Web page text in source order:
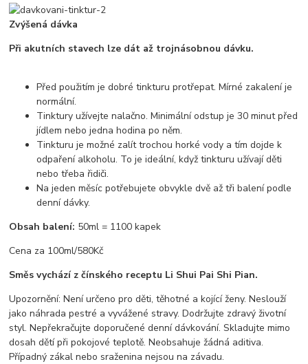
Zvýšená dávka
Při akutních stavech lze dát až trojnásobnou dávku.
Před použitím je dobré tinkturu protřepat. Mírné zakalení je
normální.
Tinktury užívejte nalačno. Minimální odstup je 30 minut před
jídlem nebo jedna hodina po něm.
Tinkturu je možné zalít trochou horké vody a tím dojde k
odpaření alkoholu. To je ideální, když tinkturu užívají děti
nebo třeba řidiči.
Na jeden měsíc potřebujete obvykle dvě až tři balení podle
denní dávky.
Obsah balení: 50ml = 1100 kapek
Cena za 100ml/580Kč
Směs vychází z čínského receptu Li Shui Pai Shi Pian.
Upozornění: Není určeno pro děti, těhotné a kojící ženy. Neslouží
jako náhrada pestré a vyvážené stravy. Dodržujte zdravý životní
styl. Nepřekračujte doporučené denní dávkování. Skladujte mimo
dosah dětí při pokojové teplotě. Neobsahuje žádná aditiva.
Případný zákal nebo sraženina nejsou na závadu.